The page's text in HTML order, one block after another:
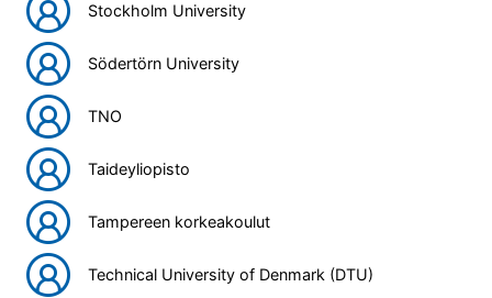
Stockholm University
Södertörn University
TNO
Taideyliopisto
Tampereen korkeakoulut
Technical University of Denmark (DTU)